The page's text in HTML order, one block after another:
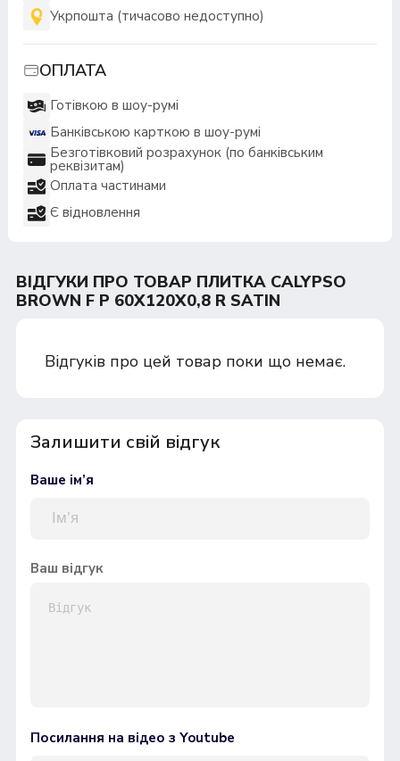
Укрпошта (тичасово недоступно)
ОПЛАТА
Готівкою в шоу-румі
Банківською карткою в шоу-румі
Безготівковий розрахунок (по банківським
реквізитам)
Оплата частинами
Є відновлення
ВІДГУКИ ПРО ТОВАР ПЛИТКА CALYPSO
BROWN F P 60X120X0,8 R SATIN
Відгуків про цей товар поки що немає.
Залишити свій відгук
Ваше ім’я
Ваш відгук
Посилання на відео з Youtube